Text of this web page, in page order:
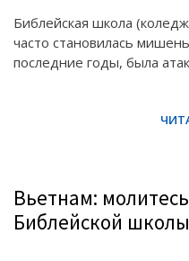
Библейская школа
часто становилась
последние годы, была
Вьетнам:
Библейской школы